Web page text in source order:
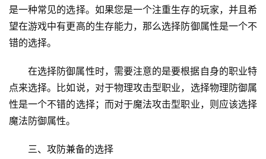
是一种常见的选择。如果您是一个注重生存的玩家，并且希
望在游戏中有更高的生存能力，那么选择防御属性是一个不
错的选择。
在选择防御属性时，需要注意的是要根据自身的职业特
点来选择。比如说，对于物理攻击型职业，选择物理防御属
性是一个不错的选择；而对于魔法攻击型职业，则应该选择
魔法防御属性。
三、攻防兼备的选择